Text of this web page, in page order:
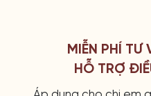
MIỄN PHÍ TƯ
HỖ TRỢ